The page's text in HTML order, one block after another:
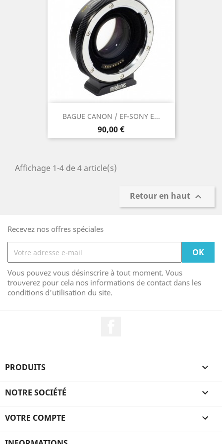
BAGUE CANON / EF-SONY E...
Prix
90,00 €
Affichage 1-4 de 4 article(s)
Retour en haut 
Recevez nos offres spéciales
Vous pouvez vous désinscrire à tout moment. Vous
trouverez pour cela nos informations de contact dans les
conditions d'utilisation du site.
PRODUITS 
NOTRE SOCIÉTÉ 
VOTRE COMPTE 